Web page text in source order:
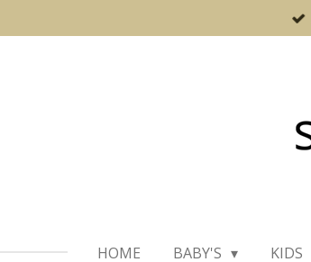
HOME BABY'S KIDS